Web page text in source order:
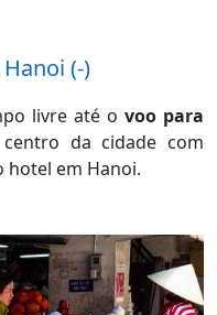
(-)
livre até o voo para
da cidade com
em Hanoi.